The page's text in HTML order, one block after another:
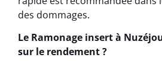
des dommages.
Le Ramonage insert à
sur le rendement ?